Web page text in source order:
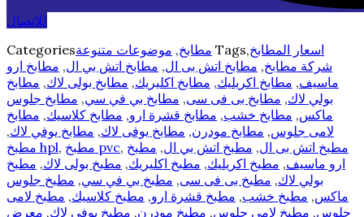
للاتصال
Categories
مطابخ, موضوعات متنوعة Tags اسعار المطابخ,
شركة مطابخ, مطابخ اتش بى ال, مطابخ اتش بي ال, مطابخ ارو
ماسيف, مطابخ اكريليك, مطابخ اكليريك, مطابخ بولى لاك, مطابخ
بولي لاك, مطابخ بى فى سى, مطابخ بي في سي, مطابخ جلوس
ماكس, مطابخ خشب, مطابخ قشرة ارو, مطابخ كلاسيك, مطابخ
لامى جلوس, مطابخ مودرن, مطابخ يوفى لاك, مطابخ يوفي لاك,
مطبخ hpl, مطبخ pvc, مطبخ اتش بى ال, مطبخ اتش بي ال, مطبخ
ارو ماسيف, مطبخ اكريليك, مطبخ اكليريك, مطبخ بولى لاك, مطبخ
بولي لاك, مطبخ بى فى سى, مطبخ بي في سي, مطبخ جلوس
ماكس, مطبخ خشب, مطبخ قشرة ارو, مطبخ كلاسيك, مطبخ لامى
جلوس, مطبخ لامي جلوس, مطبخ مودرن, مطبخ يوفى لاك, معرض